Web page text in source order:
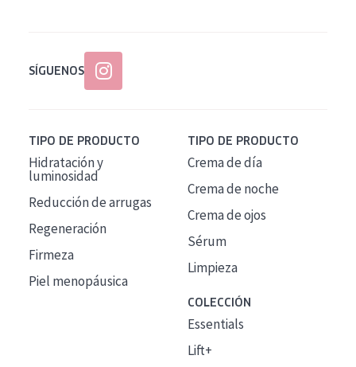
SÍGUENOS
TIPO DE PRODUCTO
Hidratación y
luminosidad
Reducción de arrugas
Regeneración
Firmeza
Piel menopáusica
TIPO DE PRODUCTO
Crema de día
Crema de noche
Crema de ojos
Sérum
Limpieza
COLECCIÓN
Essentials
Lift+